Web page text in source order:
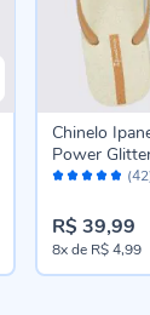
Avaliação:
Chinelo
Power
Bege/Glitter/
R$ 39,99
8xde R$ 4,99